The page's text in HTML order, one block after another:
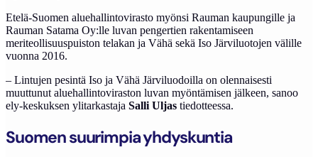
Etelä-Suomen aluehallintovirasto myönsi Rauman kaupungille ja
Rauman Satama Oy:lle luvan pengertien rakentamiseen
meriteollisuuspuiston telakan ja Vähä sekä Iso Järviluotojen välille
vuonna 2016.
– Lintujen pesintä Iso ja Vähä Järviluodoilla on olennaisesti
muuttunut aluehallintoviraston luvan myöntämisen jälkeen, sanoo
ely-keskuksen ylitarkastaja Salli Uljas tiedotteessa.
Suomen suurimpia yhdyskuntia